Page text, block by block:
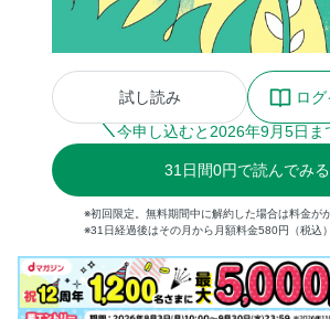
試し読み
ロ
今申し込むと 2026年9月5日ま
31 日間0円で読んでみる
※初回限定。無料期間中に解約した場合は料金が
※31日経過後はその月から月額料金580円（税込